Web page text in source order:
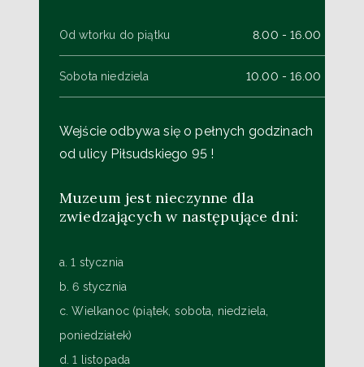
Od wtorku do piątku 8.00 - 16.00
Sobota niedziela 10.00 - 16.00
Wejście odbywa się o pełnych godzinach
od ulicy Piłsudskiego 95 !
Muzeum jest nieczynne dla
zwiedzających w następujące dni:
a. 1 stycznia
b. 6 stycznia
c. Wielkanoc (piątek, sobota, niedziela,
poniedziałek)
d. 1 listopada